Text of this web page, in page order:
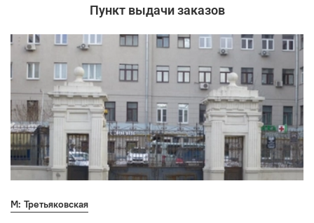
Пункт выдачи заказов
М: Третьяковская